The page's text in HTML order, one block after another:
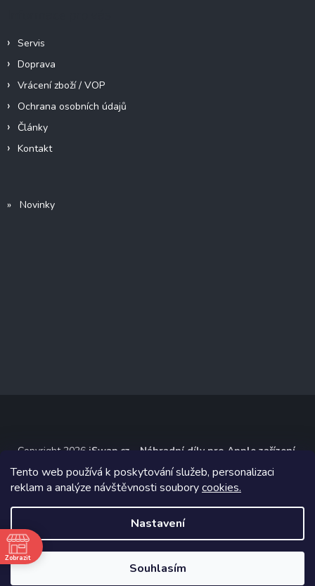
Tento web používá k poskytování služeb, personalizaci
reklam a analýze návštěvnosti souborycookies.
Nastavení
Souhlasím
Servis
Doprava
Vrácení zboží / VOP
Ochrana osobních údajů
Články
Kontakt
» Novinky
Copyright 2026 iSwap.cz - Náhradní díly pro Apple zařízení
Všechna práva vyhrazena.
Grafický návrh vytvořil a na Shoptet implementoval
Shoptetak.cz.
Zobrazit